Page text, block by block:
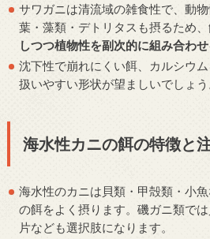
サワガニは清流域の雑食性で、動
葉・藻類・デトリタスも摂るため
しつつ植物性を副次的に組み合わ
沈下性で崩れにくい餌、カルシウ
扱いやすい形状が望ましいでしょう
海水性カニの餌の特徴と
海水性のカニは貝類・甲殻類・小
の餌をよく摂ります。磯ガニ類で
片なども選択肢になります。